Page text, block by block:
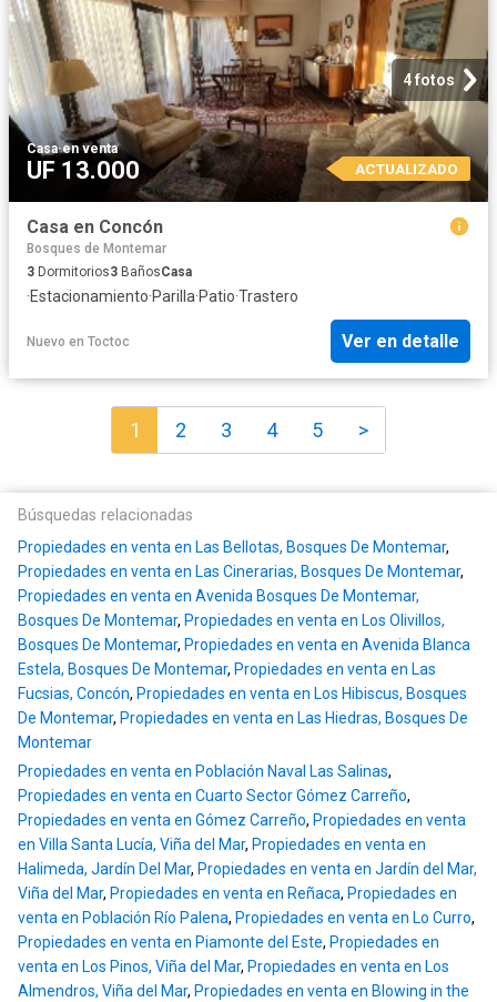
4 fotos
Casa·en venta
UF 13.000 ACTUALIZADO
Casa en Concón
Bosques de Montemar
3 Dormitorios3 BañosCasa
·Estacionamiento·Parilla·Patio·Trastero
Nuevo en Toctoc Ver en detalle
1 2 3 4 5 >
Búsquedas relacionadas
Propiedades en venta en Las Bellotas, Bosques De Montemar,
Propiedades en venta en Las Cinerarias, Bosques De Montemar,
Propiedades en venta en Avenida Bosques De Montemar,
Bosques De Montemar, Propiedades en venta en Los Olivillos,
Bosques De Montemar, Propiedades en venta en Avenida Blanca
Estela, Bosques De Montemar, Propiedades en venta en Las
Fucsias, Concón, Propiedades en venta en Los Hibiscus, Bosques
De Montemar, Propiedades en venta en Las Hiedras, Bosques De
Montemar
Propiedades en venta en Población Naval Las Salinas,
Propiedades en venta en Cuarto Sector Gómez Carreño,
Propiedades en venta en Gómez Carreño, Propiedades en venta
en Villa Santa Lucía, Viña del Mar, Propiedades en venta en
Halimeda, Jardín Del Mar, Propiedades en venta en Jardín del Mar,
Viña del Mar, Propiedades en venta en Reñaca, Propiedades en
venta en Población Río Palena, Propiedades en venta en Lo Curro,
Propiedades en venta en Piamonte del Este, Propiedades en
venta en Los Pinos, Viña del Mar, Propiedades en venta en Los
Almendros, Viña del Mar, Propiedades en venta en Blowing in the